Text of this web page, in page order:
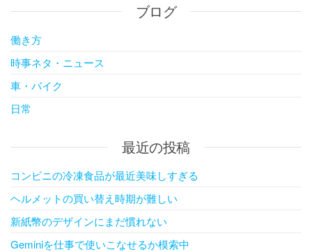
ブログ
働き方
時事ネタ・ニュース
車・バイク
日常
最近の投稿
コンビニの冷凍食品が最近美味しすぎる
ヘルメットの買い替え時期が難しい
新紙幣のデザインにまだ慣れない
Geminiを仕事で使いこなせるか模索中